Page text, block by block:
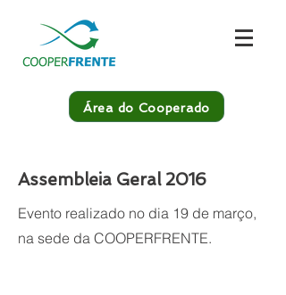
Área do Cooperado
Assembleia Geral 2016
Evento realizado no dia 19 de março,
na sede da COOPERFRENTE.